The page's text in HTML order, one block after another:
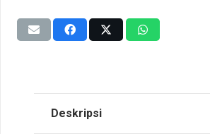
Deskripsi